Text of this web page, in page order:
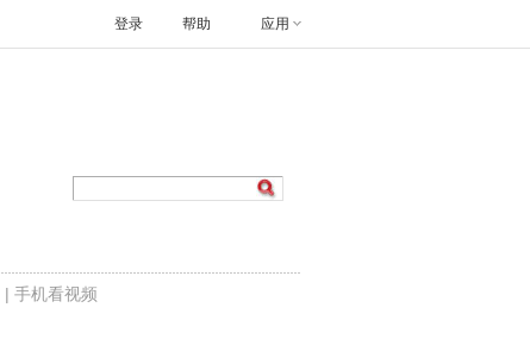
帮助 应用
登录
| 手机看视频